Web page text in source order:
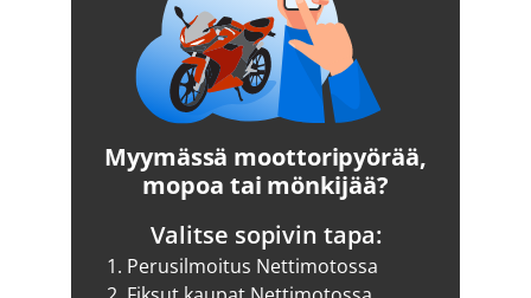
Myymässä moottoripyörää,
mopoa tai mönkijää?
Valitse sopivin tapa:
1. Perusilmoitus Nettimotossa